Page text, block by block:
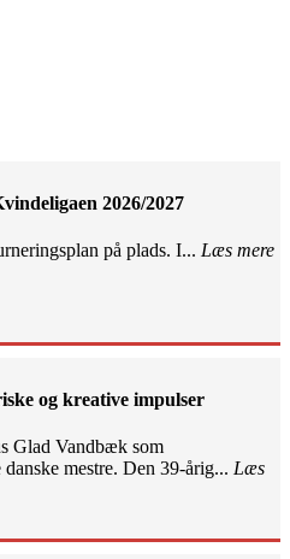
2026/2027
på plads. I... Læs mere
og kreative impulser
Glad Vandbæk som
mestre. Den 39-årig... Læs